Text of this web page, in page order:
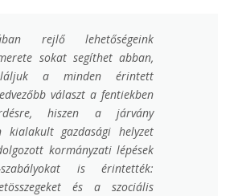
rejlő lehetőségeink
sokat segíthet abban,
a minden érintett
választ a fentiekben
hiszen a járvány
kialakult gazdasági helyzet
kormányzati lépések
is érintették:
és a szociális